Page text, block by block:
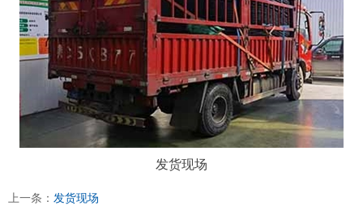
发货现场
上一条： 发货现场